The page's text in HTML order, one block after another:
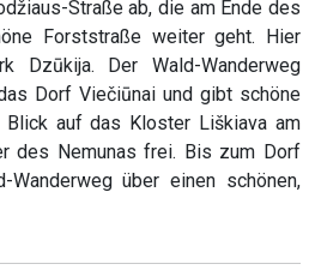
Straße ab, die am Ende des
Forststraße weiter geht. Hier
Dzūkija. Der Wald-Wanderweg
Dorf Viečiūnai und gibt schöne
Blick auf das Kloster Liškiava am
des Nemunas frei. Bis zum Dorf
über einen schönen,